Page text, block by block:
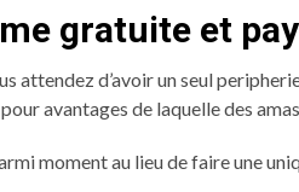
gratuite et
attendez d’avoir un seul
avantages de laquelle des
moment au lieu de faire une